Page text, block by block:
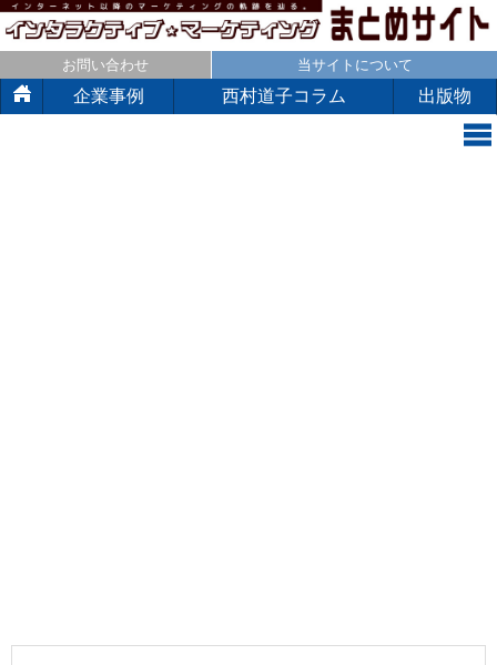
お問い合わせ 当サイトについて
企業事例 西村道子コラム 出版物